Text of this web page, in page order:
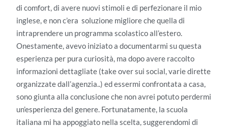
di comfort, di avere nuovi stimoli e di perfezionare il mio
inglese, e non c’era soluzione migliore che quella di
intraprendere un programma scolastico all’estero.
Onestamente, avevo iniziato a documentarmi su questa
esperienza per pura curiosità, ma dopo avere raccolto
informazioni dettagliate (take over sui social, varie dirette
organizzate dall’agenzia..) ed essermi confrontata a casa,
sono giunta alla conclusione che non avrei potuto perdermi
un’esperienza del genere. Fortunatamente, la scuola
italiana mi ha appoggiato nella scelta, suggerendomi di